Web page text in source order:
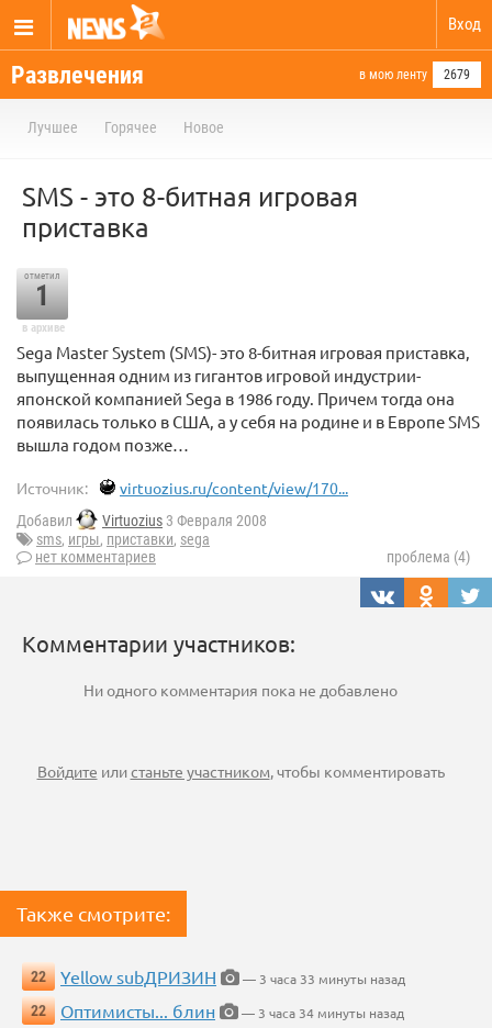
Вход
Развлечения в мою ленту 2679
Лучшее Горячее Новое
SMS - это 8-битная игровая
приставка
отметил
1
в архиве
Sega Master System (SMS)- это 8-битная игровая приставка,
выпущенная одним из гигантов игровой индустрии-
японской компанией Sega в 1986 году. Причем тогда она
появилась только в США, а у себя на родине и в Европе SMS
вышла годом позже…
Источник: virtuozius.ru/content/view/170...
Добавил Virtuozius 3 Февраля 2008
sms, игры, приставки, sega
нет комментариев
проблема (4)
Комментарии участников:
Ни одного комментария пока не добавлено
Войдите илистаньте участником, чтобы комментировать
Также смотрите:
22 Yellow subДРИЗИН
— 3 часа 33 минуты назад
22
Оптимисты... блин
— 3 часа 34 минуты назад